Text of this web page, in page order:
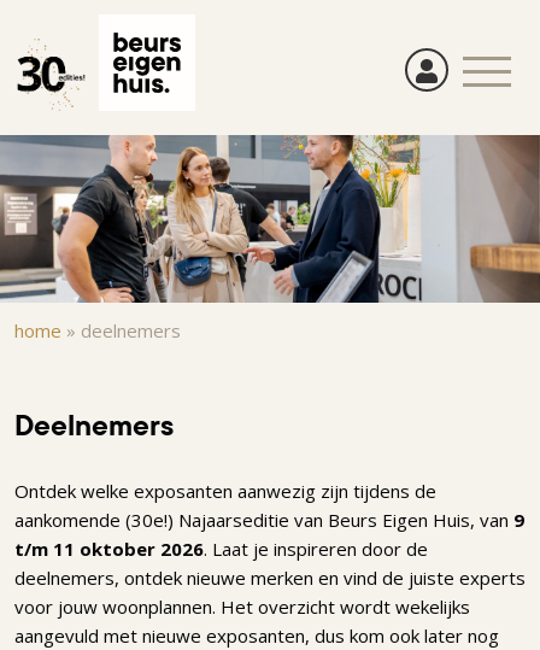
naar
de
gaan
Kruimelpad
home » deelnemers
Deelnemers
Ontdek welke exposanten aanwezig zijn tijdens de
aankomende (30e!) Najaarseditie van Beurs Eigen Huis, van 9
t/m 11 oktober 2026. Laat je inspireren door de
deelnemers, ontdek nieuwe merken en vind de juiste experts
voor jouw woonplannen. Het overzicht wordt wekelijks
aangevuld met nieuwe exposanten, dus kom ook later nog